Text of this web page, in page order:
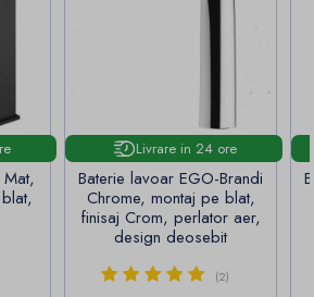
Livrare in 24 ore
Baterie lavoar EGO-Brandi
Chrome, montaj pe blat,
finisaj Crom, perlator aer,
design deosebit
(2)